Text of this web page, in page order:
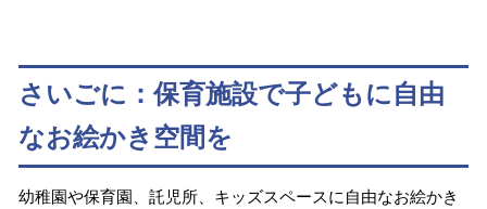
さいごに：保育施設で子どもに自由
なお絵かき空間を
幼稚園や保育園、託児所、キッズスペースに自由なお絵かき